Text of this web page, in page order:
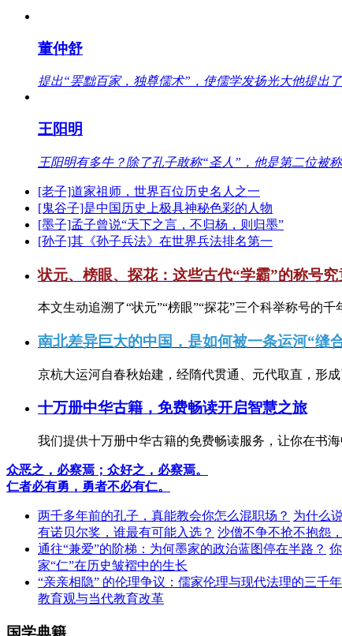
董仲舒
提出“罢黜百家，独尊儒术”，使儒学发扬光大他提出
王阳明
王阳明有多牛？除了孔子敢称“圣人”，他是第二位被
[老子]道家祖师，世界百位历史名人之一
[鬼谷子]是中国历史上极具神秘色彩的人物
[墨子]孟子曾说“天下之言，不归杨，则归墨”
[孙子]其《孙子兵法》在世界兵法排名第一
状元、榜眼、探花：这些古代“学霸”的称号究
本文生动追溯了“状元”“榜眼”“探花”三个科举称号的
南北差异巨大的中国，是如何被一条运河“缝
京杭大运河自春秋始建，经隋代贯通、元代取直，形
十万册中华古籍，免费畅读开启智慧之旅
我们提供十万册中华古籍的免费畅读服务，让你在书
众恶之，必察焉；众好之，必察焉。
仁者必有勇，勇者不必有仁。
两千多年前的孔子，真能教会你怎么混职场？ 为什么
有诺贝尔奖，谁最有可能入选？ 沙僧不争不抢不抱怨
通往“兼爱”的阶梯：为何墨家的政治蓝图停在半路？
家“仁”在历史皱褶中的生长
“亲亲相隐” 的伦理争议：儒家伦理与现代法理的三千
教育观与当代教育改革
国学典籍